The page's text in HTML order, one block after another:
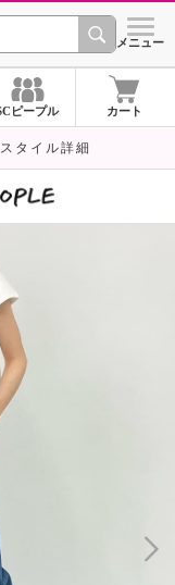
シメニュー
ピープル カート
タイル詳細